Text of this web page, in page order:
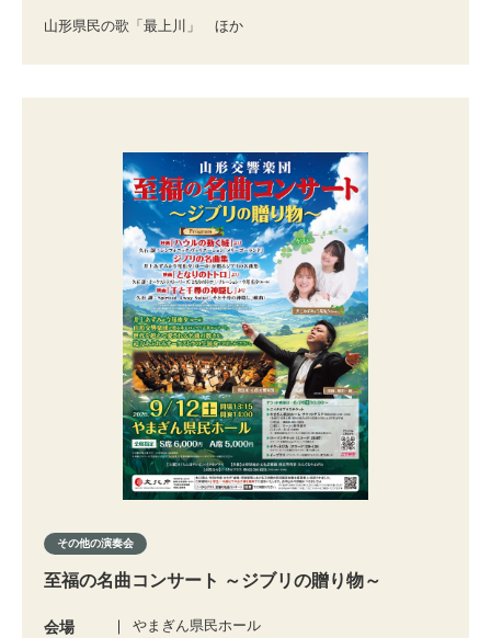
山形県民の歌「最上川」 ほか
その他の演奏会
至福の名曲コンサート ～ジブリの贈り物～
会場 やまぎん県民ホール